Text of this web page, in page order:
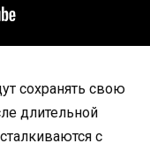
сохранять свою
длительной
с